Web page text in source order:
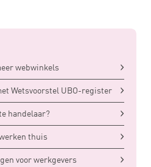
webwinkels
Wetsvoorstel UBO-register
handelaar?
thuis
voor werkgevers